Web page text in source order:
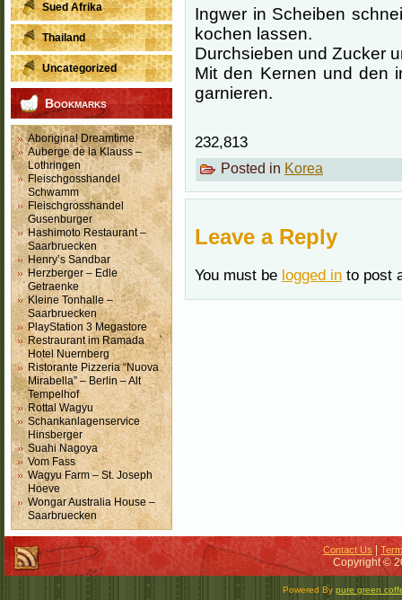
Sued Afrika
Thailand
Uncategorized
Bookmarks
Aboriginal Dreamtime
Auberge de la Klauss –
Lothringen
Fleischgosshandel
Schwamm
Fleischgrosshandel
Gusenburger
Hashimoto Restaurant –
Saarbruecken
Henry’s Sandbar
Herzberger – Edle
Getraenke
Kleine Tonhalle –
Saarbruecken
PlayStation 3 Megastore
Restraurant im Ramada
Hotel Nuernberg
Ristorante Pizzeria “Nuova
Mirabella” – Berlin – Alt
Tempelhof
Rottal Wagyu
Schankanlagenservice
Hinsberger
Suahi Nagoya
Vom Fass
Wagyu Farm – St. Joseph
Hoeve
Wongar Australia House –
Saarbruecken
Ingwer in Scheiben
kochen lassen.
Durchsieben und Zucker
Mit den Kernen und den
garnieren.
232,813
Posted in Korea
Leave a Reply
You must be logged in to post
Contact Us|
Copyright ©
Powered By pure green